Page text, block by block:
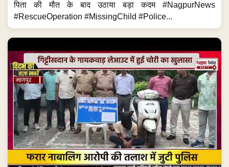
पिता की मौत के बाद उठाया बड़ा कदम #NagpurNews
#RescueOperation #MissingChild #Police...